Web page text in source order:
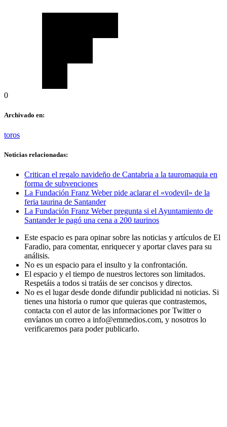
0
Archivado en:
toros
Noticias relacionadas:
Critican el regalo navideño de Cantabria a la tauromaquia en
forma de subvenciones
La Fundación Franz Weber pide aclarar el «vodevil» de la
feria taurina de Santander
La Fundación Franz Weber pregunta si el Ayuntamiento de
Santander le pagó una cena a 200 taurinos
Este espacio es para opinar sobre las noticias y artículos de El
Faradio, para comentar, enriquecer y aportar claves para su
análisis.
No es un espacio para el insulto y la confrontación.
El espacio y el tiempo de nuestros lectores son limitados.
Respetáis a todos si tratáis de ser concisos y directos.
No es el lugar desde donde difundir publicidad ni noticias. Si
tienes una historia o rumor que quieras que contrastemos,
contacta con el autor de las informaciones por Twitter o
envíanos un correo a info@emmedios.com, y nosotros lo
verificaremos para poder publicarlo.